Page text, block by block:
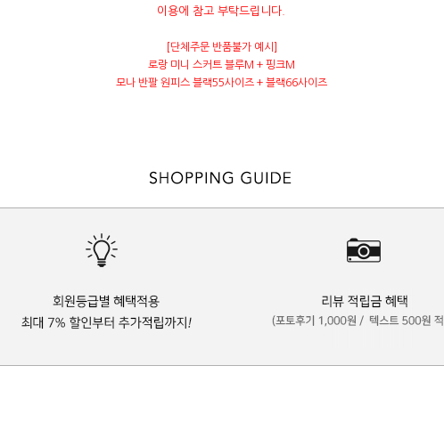
이용에 참고 부탁드립니다.
[단체주문 반품불가 예시]
로랑 미니 스커트 블루M + 핑크M
모나 반팔 원피스 블랙55사이즈 + 블랙66사이즈